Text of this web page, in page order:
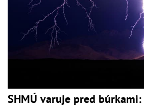
SHMÚ varuje pred